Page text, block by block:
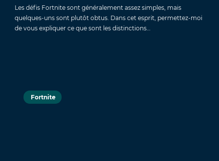
Les défis Fortnite sont généralement assez simples, mais
quelques-uns sont plutôt obtus. Dans cet esprit, permettez-moi
de vous expliquer ce que sont les distinctions…
Fortnite